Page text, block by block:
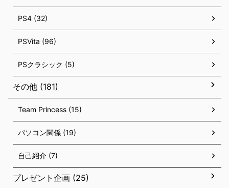
PS4 (32)
PSVita (96)
PSクラシック (5)
その他 (181)
Team Princess (15)
パソコン関係 (19)
自己紹介 (7)
プレゼント企画 (25)